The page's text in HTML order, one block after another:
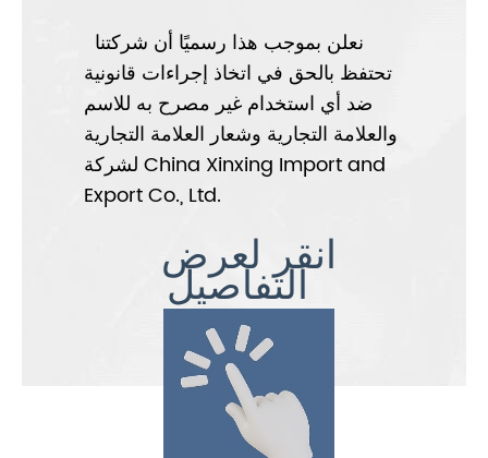
تحتفظ بالحق في اتخاذ إجراءات قانونية
ضد أي استخدام غير مصرح به للاسم
والعلامة التجارية وشعار العلامة التجارية
لشركة China Xinxing Import and
Export Co., Ltd.
انقر لعرض
التفاصيل